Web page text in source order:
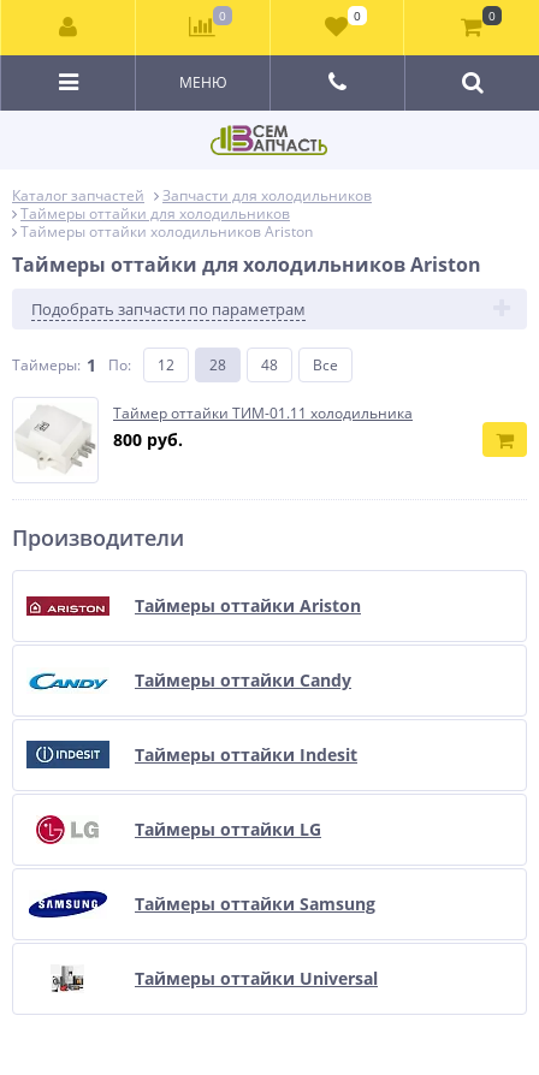
МЕНЮ
Каталог запчастей
Запчасти для холодильников
Таймеры оттайки для холодильников
Таймеры оттайки холодильников Ariston
Таймеры оттайки для холодильников Ariston
Подобрать запчасти по параметрам
Таймеры: 1 По: 12 28 48 Все
Таймер оттайки ТИМ-01.11 холодильника
800 руб.
Производители
Таймеры оттайки Ariston
Таймеры оттайки Candy
Таймеры оттайки Indesit
Таймеры оттайки LG
Таймеры оттайки Samsung
Таймеры оттайки Universal
0 0 0